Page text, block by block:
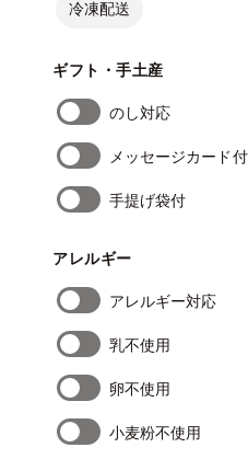
冷凍配送
ギフト・手土産
のし対応
メッセージカード付
手提げ袋付
アレルギー
アレルギー対応
乳不使用
卵不使用
小麦粉不使用